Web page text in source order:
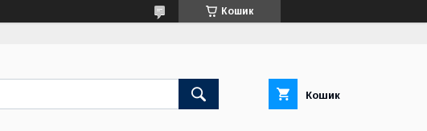
Кошик
Кошик